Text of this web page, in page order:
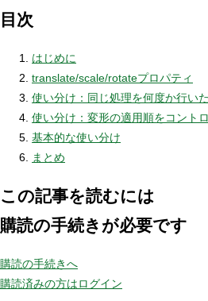
目次
はじめに
translate/scale/rotateプロパティ
使い分け：同じ処理を何度か行い
使い分け：変形の適用順をコント
基本的な使い分け
まとめ
この記事を読むには
購読の手続きが必要です
購読の手続きへ
購読済みの方はログイン